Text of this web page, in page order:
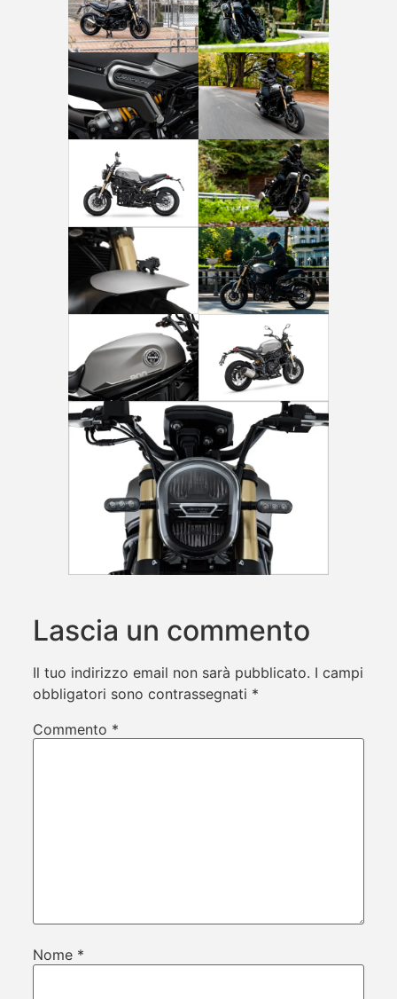
Lascia un commento
Il tuo indirizzo email non sarà pubblicato. I campi
obbligatori sono contrassegnati *
Commento *
Nome *